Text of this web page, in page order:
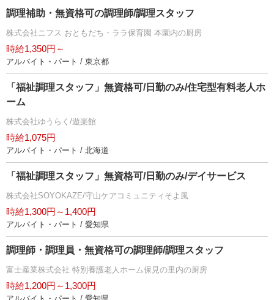
調理補助・無資格可の調理師/調理スタッフ
株式会社ニフス おともだち・ララ保育園 本園内の厨房
時給1,350円～
アルバイト・パート / 東京都
「福祉調理スタッフ」無資格可/日勤のみ/住宅型有料老人ホ
ーム
株式会社ゆうらく/遊楽館
時給1,075円
アルバイト・パート / 北海道
「福祉調理スタッフ」無資格可/日勤のみ/デイサービス
株式会社SOYOKAZE/守山ケアコミュニティそよ風
時給1,300円～1,400円
アルバイト・パート / 愛知県
調理師・調理員・無資格可の調理師/調理スタッフ
富士産業株式会社 特別養護老人ホーム保見の里内の厨房
時給1,200円～1,300円